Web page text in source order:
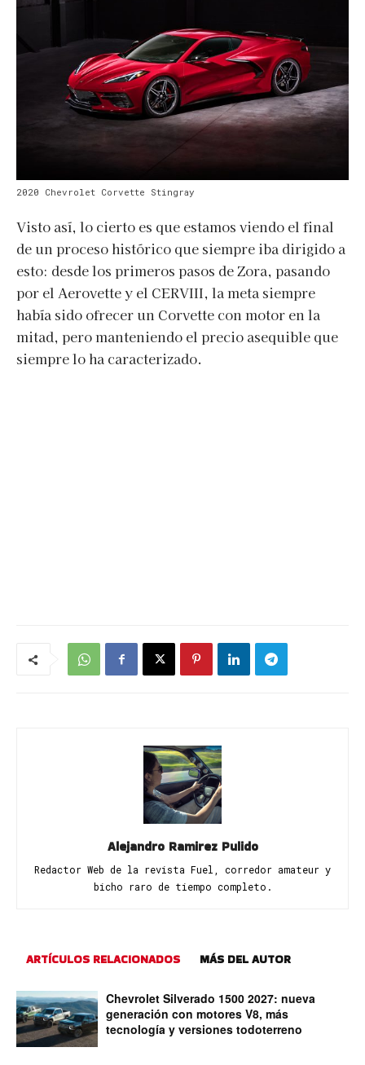
2020 Chevrolet Corvette Stingray
Visto así, lo cierto es que estamos viendo el final
de un proceso histórico que siempre iba dirigido a
esto: desde los primeros pasos de Zora, pasando
por el Aerovette y el CERVIII, la meta siempre
había sido ofrecer un Corvette con motor en la
mitad, pero manteniendo el precio asequible que
siempre lo ha caracterizado.
Alejandro Ramirez Pulido
Redactor Web de la revista Fuel, corredor amateur y
bicho raro de tiempo completo.
ARTÍCULOS RELACIONADOS MÁS DEL AUTOR
Chevrolet Silverado 1500 2027: nueva
generación con motores V8, más
tecnología y versiones todoterreno